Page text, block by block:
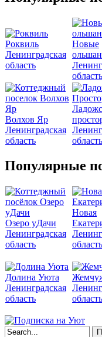
Роквиль
Ленинградская
область
Новые
область
Волхов Яр
Ленинградская
область
область
Популярные
Озеро уДачи
Ленинградская
область
Новая
область
Долина Уюта
Ленинградская
область
область